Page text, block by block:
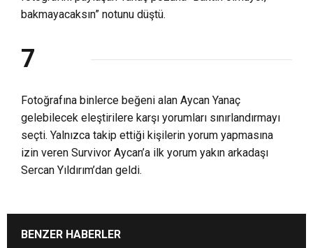
bakmayacaksın” notunu düştü.
7
Fotoğrafına binlerce beğeni alan Aycan Yanaç
gelebilecek eleştirilere karşı yorumları sınırlandırmayı
seçti. Yalnızca takip ettiği kişilerin yorum yapmasına
izin veren Survivor Aycan’a ilk yorum yakın arkadaşı
Sercan Yıldırım’dan geldi.
BENZER HABERLER